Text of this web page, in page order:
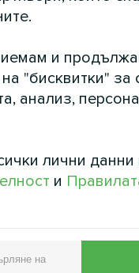
и
"бисквитки" за
анализ,
лични данни
и
на